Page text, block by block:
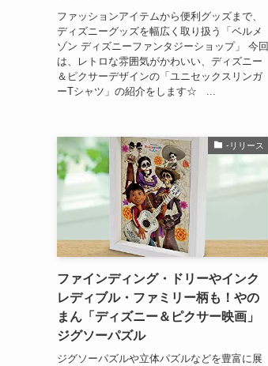
ファッションアイテムから便利グッズまで、
ディズニーグッズを幅広く取り扱う「ベルメ
ゾン ディズニーファンタジーショップ」 今回
は、レトロな雰囲気がかわいい、ディズニー
＆ピクサーデザインの「ユニセックスリンガ
ーTシャツ」の紹介をします☆ ...
-リリース
ファインディング・ドリーやインク
レディブル・ファミリー柄も！やの
まん「ディズニー＆ピクサー映画」
ジグソーパズル
ジグソーパズルや立体パズルなどを豊富に展